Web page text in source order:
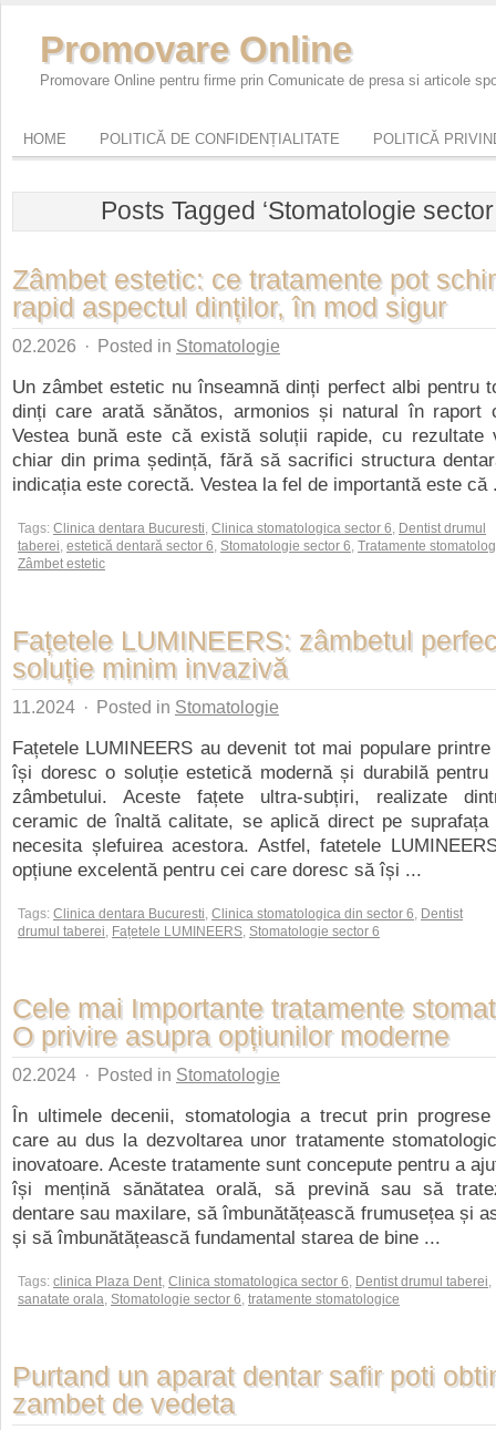
Promovare Online
Promovare Online pentru firme prin Comunicate de presa si articole
HOME POLITICĂ DE CONFIDENȚIALITATE POLITICĂ
Posts Tagged ‘Stomatologie sector
Zâmbet estetic: ce tratamente pot
rapid aspectul dinților, în mod sigur
02.2026 · Posted in Stomatologie
Un zâmbet estetic nu înseamnă dinți perfect albi pentru
dinți care arată sănătos, armonios și natural în raport
Vestea bună este că există soluții rapide, cu rezultate
chiar din prima ședință, fără să sacrifici structura
indicația este corectă. Vestea la fel de importantă este că
Tags: Clinica dentara Bucuresti, Clinica stomatologica sector 6, Dentist drumul
taberei, estetică dentară sector 6, Stomatologie sector 6, Tratamente
Zâmbet estetic
Fațetele LUMINEERS: zâmbetul
soluție minim invazivă
11.2024 · Posted in Stomatologie
Fațetele LUMINEERS au devenit tot mai populare
își doresc o soluție estetică modernă și durabilă pentru
zâmbetului. Aceste fațete ultra-subțiri, realizate
ceramic de înaltă calitate, se aplică direct pe
necesita șlefuirea acestora. Astfel, fatetele
opțiune excelentă pentru cei care doresc să își ...
Tags: Clinica dentara Bucuresti, Clinica stomatologica din sector 6, Dentist
drumul taberei, Fațetele LUMINEERS, Stomatologie sector 6
Cele mai Importante tratamente
O privire asupra opțiunilor moderne
02.2024 · Posted in Stomatologie
În ultimele decenii, stomatologia a trecut prin
care au dus la dezvoltarea unor tratamente
inovatoare. Aceste tratamente sunt concepute pentru a
își mențină sănătatea orală, să prevină sau să
dentare sau maxilare, să îmbunătățească frumusețea și
și să îmbunătățească fundamental starea de bine ...
Tags: clinica Plaza Dent, Clinica stomatologica sector 6, Dentist drumul taberei,
sanatate orala, Stomatologie sector 6, tratamente stomatologice
Purtand un aparat dentar safir poti
zambet de vedeta